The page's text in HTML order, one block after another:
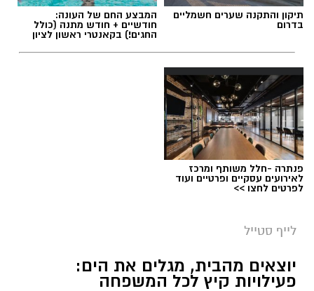
תיקון והתקנה שערים חשמליים
בדרום
המבצע החם של העונה:
חודשיים + חודש מתנה (כולל
החגים!) בקאנטרי ראשון לציון
פנתרה -חלל משותף ומרכז
לאירועים עסקיים ופרטיים ועוד
לפרטים לחצו >>
לייף סטייל
יוצאים מהבית, מגלים את הים:
פעילויות קיץ לכל המשפחה